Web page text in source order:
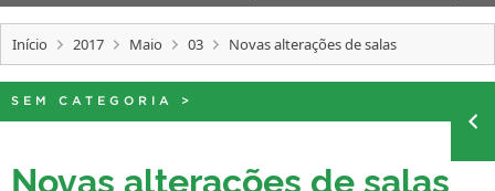
Canais
COBALTO
CONCURSOS
EDITAIS
INTERNACIONAL
Início 2017 Maio 03 Novas alterações de salas
SEM CATEGORIA >
Novas alterações de salas